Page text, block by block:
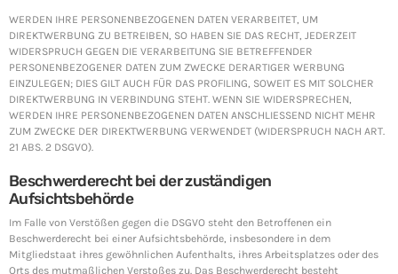
WERDEN IHRE PERSONENBEZOGENEN DATEN VERARBEITET, UM
DIREKTWERBUNG ZU BETREIBEN, SO HABEN SIE DAS RECHT, JEDERZEIT
WIDERSPRUCH GEGEN DIE VERARBEITUNG SIE BETREFFENDER
PERSONENBEZOGENER DATEN ZUM ZWECKE DERARTIGER WERBUNG
EINZULEGEN; DIES GILT AUCH FÜR DAS PROFILING, SOWEIT ES MIT SOLCHER
DIREKTWERBUNG IN VERBINDUNG STEHT. WENN SIE WIDERSPRECHEN,
WERDEN IHRE PERSONENBEZOGENEN DATEN ANSCHLIESSEND NICHT MEHR
ZUM ZWECKE DER DIREKTWERBUNG VERWENDET (WIDERSPRUCH NACH ART.
21 ABS. 2 DSGVO).
Beschwerderecht bei der zuständigen
Aufsichtsbehörde
Im Falle von Verstößen gegen die DSGVO steht den Betroffenen ein
Beschwerderecht bei einer Aufsichtsbehörde, insbesondere in dem
Mitgliedstaat ihres gewöhnlichen Aufenthalts, ihres Arbeitsplatzes oder des
Orts des mutmaßlichen Verstoßes zu. Das Beschwerderecht besteht